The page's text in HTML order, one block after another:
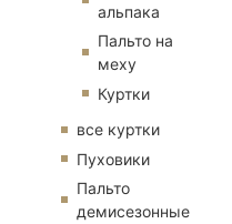
альпака
Пальто на
меху
Куртки
все куртки
Пуховики
Пальто
демисезонные